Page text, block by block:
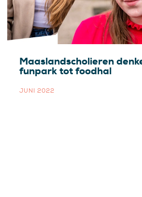
Maaslandscholieren
funpark tot foodhal
JUNI 2022